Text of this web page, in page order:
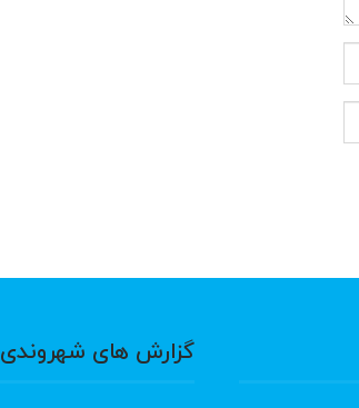
گزارش های شهروندی